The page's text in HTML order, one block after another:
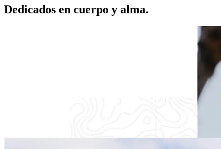
Dedicados en cuerpo y alma.